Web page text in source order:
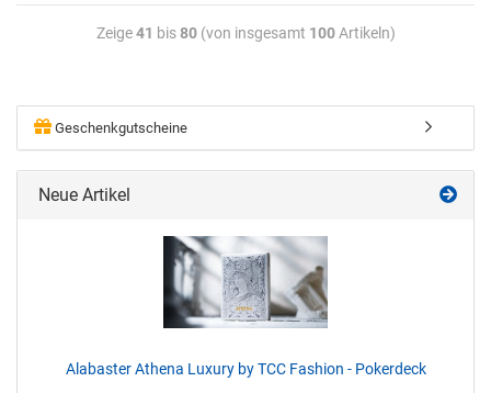
Zeige41 bis80(von insgesamt 100Artikeln)
Geschenkgutscheine
Neue Artikel
Alabaster Athena Luxury by TCC Fashion - Pokerdeck